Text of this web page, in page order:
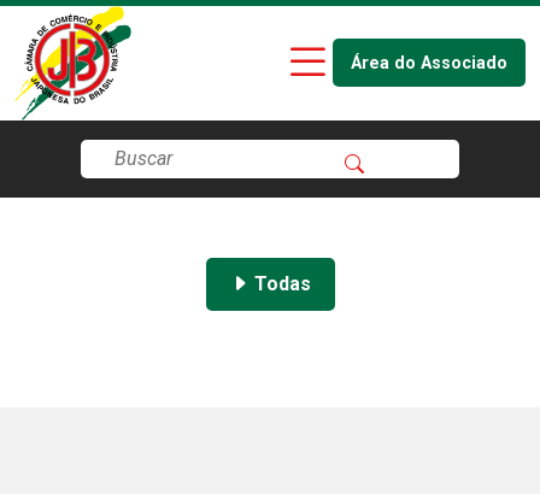
Área do Associado
Todas